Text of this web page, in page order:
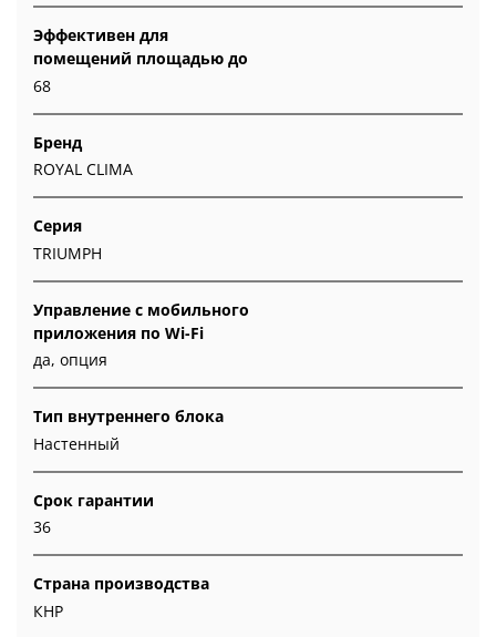
Эффективен для
помещений площадью до
68
Бренд
ROYAL CLIMA
Серия
TRIUMPH
Управление c мобильного
приложения по Wi-Fi
да, опция
Тип внутреннего блока
Настенный
Срок гарантии
36
Страна производства
КНР